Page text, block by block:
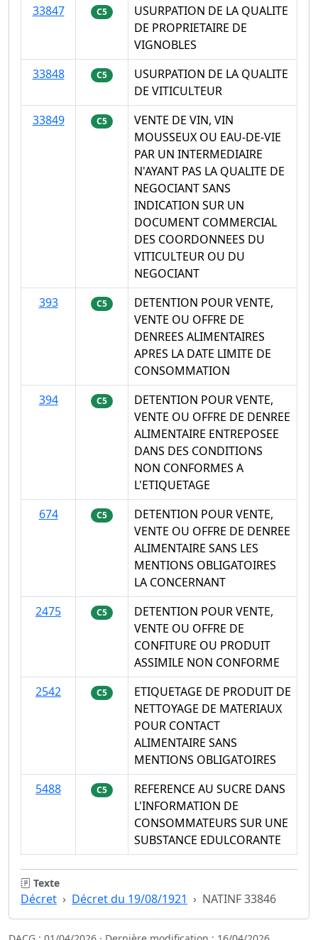
33847
C5
USURPATION DE LA QUALITE
DE PROPRIETAIRE DE
VIGNOBLES
33848
C5
USURPATION DE LA QUALITE
DE VITICULTEUR
33849
C5
VENTE DE VIN, VIN
MOUSSEUX OU EAU-DE-VIE
PAR UN INTERMEDIAIRE
N'AYANT PAS LA QUALITE DE
NEGOCIANT SANS
INDICATION SUR UN
DOCUMENT COMMERCIAL
DES COORDONNEES DU
VITICULTEUR OU DU
NEGOCIANT
393
C5
DETENTION POUR VENTE,
VENTE OU OFFRE DE
DENREES ALIMENTAIRES
APRES LA DATE LIMITE DE
CONSOMMATION
394
C5
DETENTION POUR VENTE,
VENTE OU OFFRE DE DENREE
ALIMENTAIRE ENTREPOSEE
DANS DES CONDITIONS
NON CONFORMES A
L'ETIQUETAGE
674
C5
DETENTION POUR VENTE,
VENTE OU OFFRE DE DENREE
ALIMENTAIRE SANS LES
MENTIONS OBLIGATOIRES
LA CONCERNANT
2475
C5
DETENTION POUR VENTE,
VENTE OU OFFRE DE
CONFITURE OU PRODUIT
ASSIMILE NON CONFORME
2542
C5
ETIQUETAGE DE PRODUIT DE
NETTOYAGE DE MATERIAUX
POUR CONTACT
ALIMENTAIRE SANS
MENTIONS OBLIGATOIRES
5488
C5
REFERENCE AU SUCRE DANS
L'INFORMATION DE
CONSOMMATEURS SUR UNE
SUBSTANCE EDULCORANTE
Texte
Décret Décret du 19/08/1921 NATINF 33846